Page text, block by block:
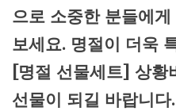
으로 소중한 분들에
보세요. 명절이 더욱
[명절 선물세트] 상
선물이 되길 바랍니